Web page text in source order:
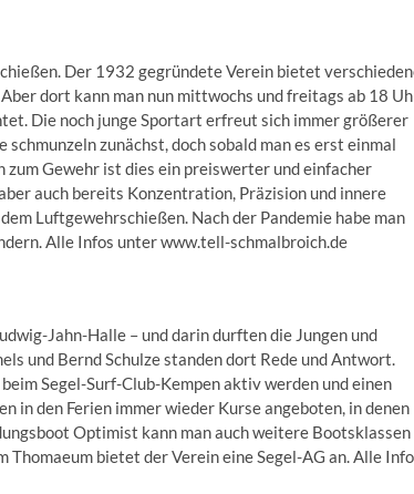
Der 1932 gegründete Verein bietet
dort kann man nun mittwochs und freitags ab 18
Die noch junge Sportart erfreut sich immer größerer
zunächst, doch sobald man es erst einmal
Gewehr ist dies ein preiswerter und einfacher
auch bereits Konzentration, Präzision und innere
Luftgewehrschießen. Nach der Pandemie habe man
Alle Infos unter www.tell-schmalbroich.de
Jahn-Halle – und darin durften die Jungen und
und Bernd Schulze standen dort Rede und Antwort.
Segel-Surf-Club-Kempen aktiv werden und einen
in den Ferien immer wieder Kurse angeboten, in denen
Optimist kann man auch weitere Bootsklassen
bietet der Verein eine Segel-AG an. Alle